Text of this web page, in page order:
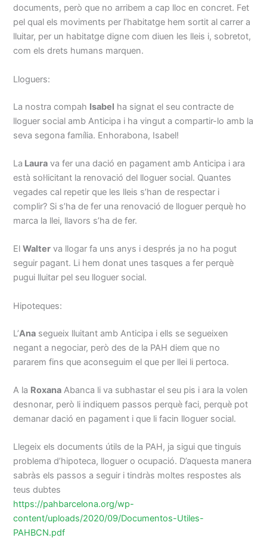
documents, però que no arribem a cap lloc en concret. Fet
pel qual els moviments per l’habitatge hem sortit al carrer a
lluitar, per un habitatge digne com diuen les lleis i, sobretot,
com els drets humans marquen.
Lloguers:
La nostra compah Isabel ha signat el seu contracte de
lloguer social amb Anticipa i ha vingut a compartir-lo amb la
seva segona família. Enhorabona, Isabel!
La Laura va fer una dació en pagament amb Anticipa i ara
està sol·licitant la renovació del lloguer social. Quantes
vegades cal repetir que les lleis s’han de respectar i
complir? Si s’ha de fer una renovació de lloguer perquè ho
marca la llei, llavors s’ha de fer.
ElWalter va llogar fa uns anys i després ja no ha pogut
seguir pagant. Li hem donat unes tasques a fer perquè
pugui lluitar pel seu lloguer social.
Hipoteques:
L’Ana segueix lluitant amb Anticipa i ells se segueixen
negant a negociar, però des de la PAH diem que no
pararem fins que aconseguim el que per llei li pertoca.
A la Roxana Abanca li va subhastar el seu pis i ara la volen
desnonar, però li indiquem passos perquè faci, perquè pot
demanar dació en pagament i que li facin lloguer social.
Llegeix els documents útils de la PAH, ja sigui que tinguis
problema d’hipoteca, lloguer o ocupació. D’aquesta manera
sabràs els passos a seguir i tindràs moltes respostes als
teus dubtes
https://pahbarcelona.org/wp-
content/uploads/2020/09/Documentos-Utiles-
PAHBCN.pdf